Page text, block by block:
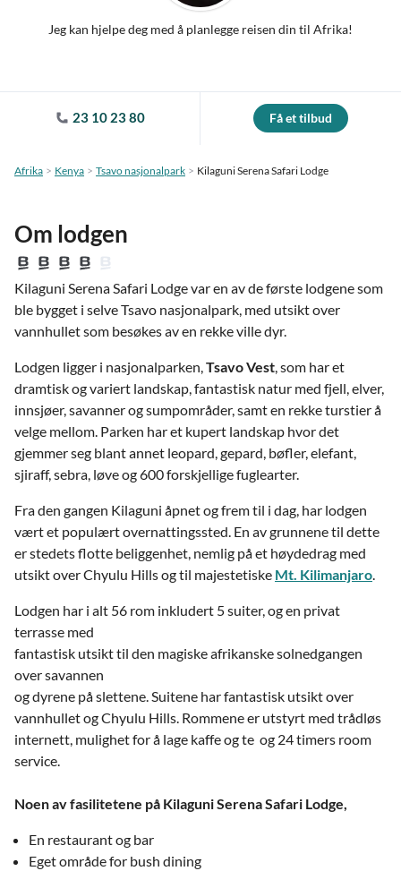
Jeg kan hjelpe deg med å planlegge reisen din til Afrika!
23 10 23 80 Få et tilbud
Afrika Kenya Tsavo nasjonalpark Kilaguni Serena Safari Lodge
Om lodgen
Kilaguni Serena Safari Lodge var en av de første lodgene som
ble bygget i selve Tsavo nasjonalpark, med utsikt over
vannhullet som besøkes av en rekke ville dyr.
Lodgen ligger i nasjonalparken,Tsavo Vest, som har et
dramtisk og variert landskap, fantastisk natur med fjell, elver,
innsjøer, savanner og sumpområder, samt en rekke turstier å
velge mellom. Parken har et kupert landskap hvor det
gjemmer seg blant annet leopard, gepard, bøfler, elefant,
sjiraff, sebra, løve og 600 forskjellige fuglearter.
Fra den gangen Kilaguni åpnet og frem til i dag, har lodgen
vært et populært overnattingssted. En av grunnene til dette
er stedets flotte beliggenhet, nemlig på et høydedrag med
utsikt over Chyulu Hills og til majestetiske Mt. Kilimanjaro.
Lodgen har i alt 56 rom inkludert 5 suiter, og en privat
terrasse med
fantastisk utsikt til den magiske afrikanske solnedgangen
over savannen
og dyrene på slettene. Suitene har fantastisk utsikt over
vannhullet og Chyulu Hills. Rommene er utstyrt med trådløs
internett, mulighet for å lage kaffe og te og 24 timers room
service.
Noen av fasilitetene på Kilaguni Serena Safari Lodge,
En restaurant og bar
Eget område for bush dining